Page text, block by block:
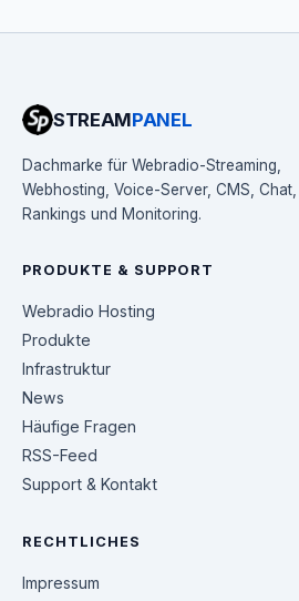
STREAMPANEL
Dachmarke für Webradio-Streaming,
Webhosting, Voice-Server, CMS, Chat,
Rankings und Monitoring.
PRODUKTE & SUPPORT
Webradio Hosting
Produkte
Infrastruktur
News
Häufige Fragen
RSS-Feed
Support & Kontakt
RECHTLICHES
Impressum